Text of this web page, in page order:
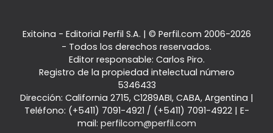
Exitoina - Editorial Perfil S.A. | © Perfil.com 2006-2026
- Todos los derechos reservados.
Editor responsable: Carlos Piro.
Registro de la propiedad intelectual número
5346433
Dirección: California 2715, C1289ABI, CABA, Argentina |
Teléfono: (+5411) 7091-4921 / (+5411) 7091-4922| E-
mail: perfilcom@perfil.com